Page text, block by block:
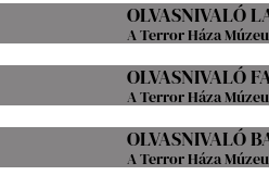
OLVASNIVALÓ
A Terror Háza
OLVASNIVALÓ
A Terror Háza
OLVASNIVALÓ
A Terror Háza